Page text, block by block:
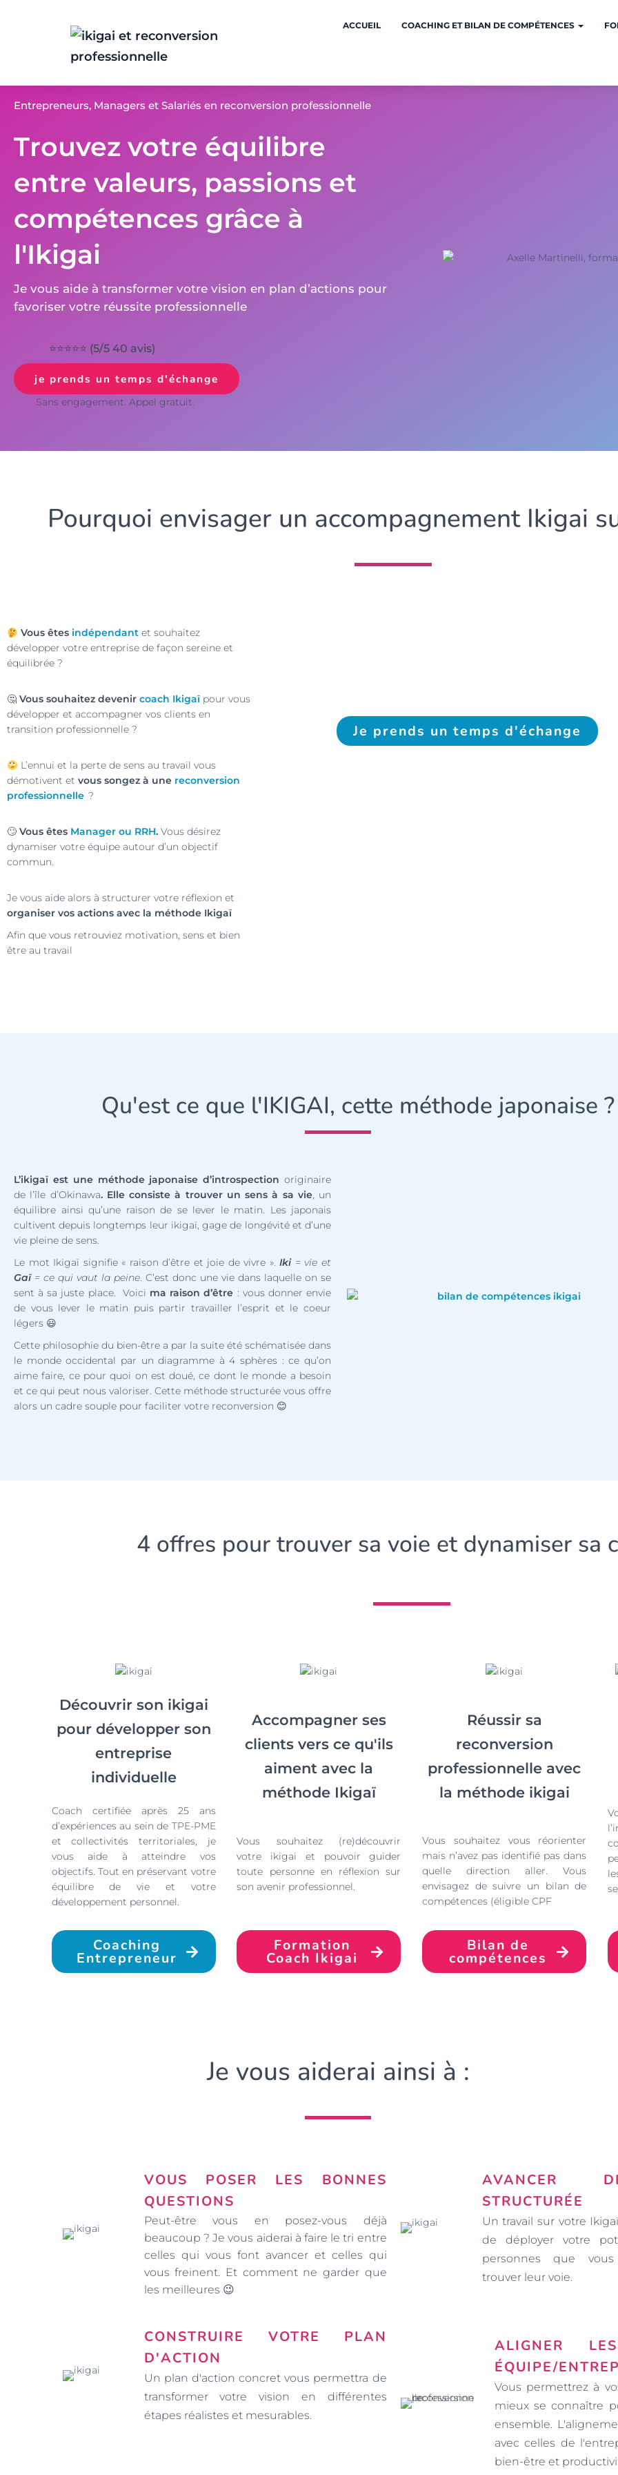
ACCUEIL COACHING ET BILAN DE COMPÉTENCES
Entrepreneurs, Managers et Salariés en reconversion professionnelle
Trouvez votre équilibre
entre valeurs, passions et
compétences grâce à
l'Ikigai
Je vous aide à transformer votre vision en plan d’actions pour
favoriser votre réussite professionnelle
⭐⭐⭐⭐⭐ (5/5 40 avis)
je prends un temps d'échange
Sans engagement. Appel gratuit.
Pourquoi envisager un accompagnement Ikigai
Vous êtes indépendant et souhaitez
développer votre entreprise de façon sereine et
équilibrée ?
🤔 Vous souhaitez devenir coach Ikigaï pour vous
développer et accompagner vos clients en
transition professionnelle ?
L’ennui et la perte de sens au travail vous
démotivent et vous songez à une reconversion
professionnelle ?
🙄 Vous êtes Manager ou RRH. Vous désirez
dynamiser votre équipe autour d’un objectif
commun.
Je vous aide alors à structurer votre réflexion et
organiser vos actions avec la méthode Ikigaï
Afin que vous retrouviez motivation, sens et bien
être au travail
Je prends un temps d'échange
Qu'est ce que l'IKIGAI, cette méthode japonaise ?
L’ikigaï est une méthode japonaise d’introspection originaire
de l’île d’Okinawa. Elle consiste à trouver un sens à sa vie, un
équilibre ainsi qu’une raison de se lever le matin. Les japonais
cultivent depuis longtemps leur ikigaï, gage de longévité et d’une
vie pleine de sens.
Le mot Ikigaï signifie « raison d’être et joie de vivre ».Iki= vie et
Gaï= ce qui vaut la peine. C’est donc une vie dans laquelle on se
sent à sa juste place. Voici ma raison d’être : vous donner envie
de vous lever le matin puis partir travailler l’esprit et le coeur
légers 😃
Cette philosophie du bien-être a par la suite été schématisée dans
le monde occidental par un diagramme à 4 sphères : ce qu’on
aime faire, ce pour quoi on est doué, ce dont le monde a besoin
et ce qui peut nous valoriser. Cette méthode structurée vous offre
alors un cadre souple pour faciliter votre reconversion 😊
4 offres pour trouver sa voie et dynamiser sa
Découvrir son ikigai
pour développer son
entreprise
individuelle
Coach certifiée après 25 ans
d’expériences au sein de TPE-PME
et collectivités territoriales, je
vous aide à atteindre vos
objectifs. Tout en préservant votre
équilibre de vie et votre
développement personnel.
Coaching
Entrepreneur
Accompagner ses
clients vers ce qu'ils
aiment avec la
méthode Ikigaï
Vous souhaitez (re)découvrir
votre ikigai et pouvoir guider
toute personne en réflexion sur
son avenir professionnel.
Formation
Coach Ikigai
Réussir sa
reconversion
professionnelle avec
la méthode ikigai
Vous souhaitez vous réorienter
mais n’avez pas identifié pas dans
quelle direction aller. Vous
envisagez de suivre un bilan de
compétences (éligible CPF
Bilan de
compétences
Je vous aiderai ainsi à :
VOUS POSER LES BONNES
QUESTIONS
Peut-être vous en posez-vous déjà
beaucoup ? Je vous aiderai à faire le tri entre
celles qui vous font avancer et celles qui
vous freinent. Et comment ne garder que
les meilleures 😉
CONSTRUIRE VOTRE PLAN
D'ACTION
Un plan d'action concret vous permettra de
transformer votre vision en différentes
étapes réalistes et mesurables.
AVANCER
STRUCTURÉE
Un travail sur votre
de déployer votre
personnes que
trouver leur voie.
ALIGNER
ÉQUIPE/
Vous permettrez à
mieux se connaître
ensemble.
avec celles de
bien-être et